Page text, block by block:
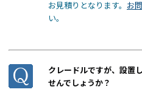
お見積りとなります。 お
い。
クレードルですが、設置
せんでしょうか？